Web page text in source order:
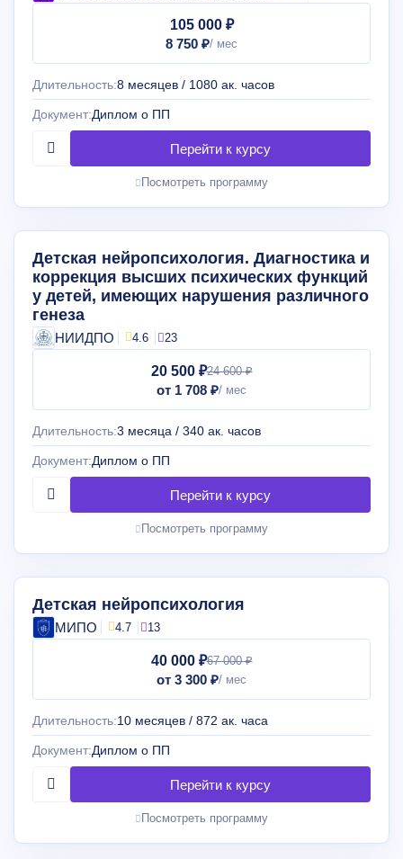
105 000 ₽
8 750 ₽
Длительность:8 месяцев / 1080 ак. часов
Документ:Диплом о ПП
Посмотреть программу
Детская нейропсихология. Диагностика и
коррекция высших психических функций
у детей, имеющих нарушения различного
генеза
НИИДПО 4.6 23
20 500 ₽24 600 ₽
от 1 708 ₽
Длительность:3 месяца / 340 ак. часов
Документ:Диплом о ПП
Посмотреть программу
Детская нейропсихология
МИПО 4.7 13
40 000 ₽67 000 ₽
от 3 300 ₽
Длительность:10 месяцев / 872 ак. часа
Документ:Диплом о ПП
Посмотреть программу